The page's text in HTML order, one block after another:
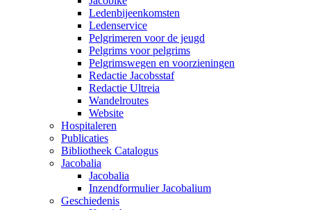
Ledenbijeenkomsten
Ledenservice
Pelgrimeren voor de jeugd
Pelgrims voor pelgrims
Pelgrimswegen en voorzieningen
Redactie Jacobsstaf
Redactie Ultreia
Wandelroutes
Website
Hospitaleren
Publicaties
Bibliotheek Catalogus
Jacobalia
Jacobalia
Inzendformulier Jacobalium
Geschiedenis